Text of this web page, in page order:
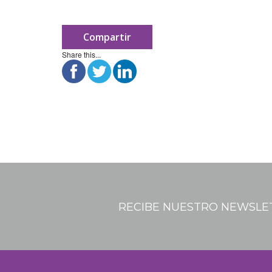
Compartir
Share this...
RECIBE NUESTRO